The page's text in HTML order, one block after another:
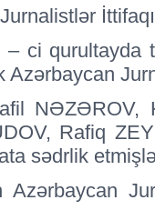
ci qurultayda
NƏZƏROV,
Rafiq
sədrlik
Azərbaycan